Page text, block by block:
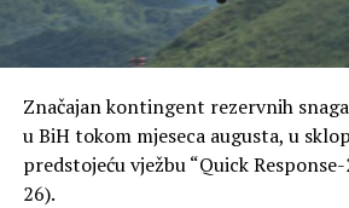
Značajan kontingent rezervnih
u BiH tokom mjeseca augusta, u
predstojeću vježbu “Quick
26).